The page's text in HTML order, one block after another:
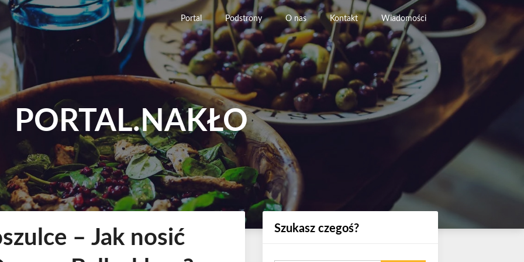
Portal Podstrony O nas Kontakt Wiadomości
PORTAL.NAKŁO
– Jak nosić
Szukasz czegoś?